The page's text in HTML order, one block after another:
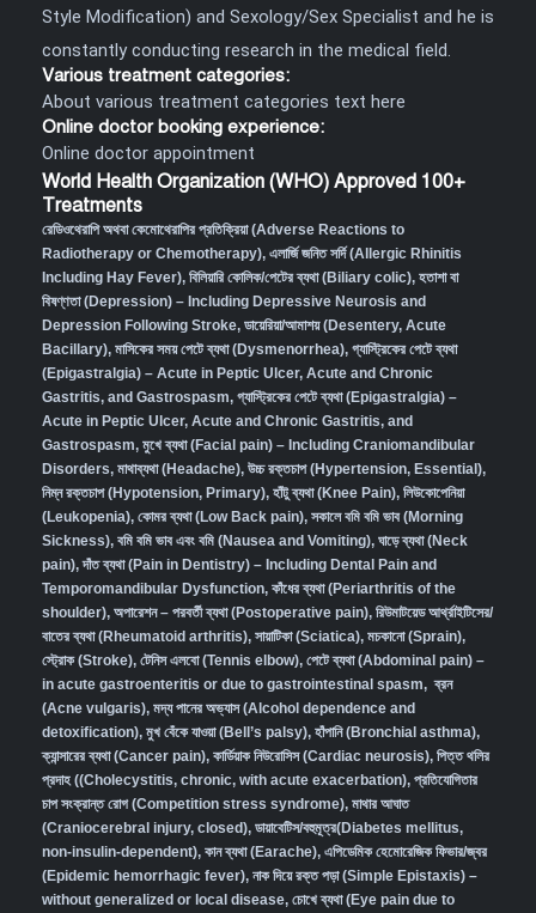
Style Modification) and Sexology/Sex Specialist and he is
constantly conducting research in the medical field.
Various treatment categories:
About various treatment categories text here
Online doctor booking experience:
Online doctor appointment
World Health Organization (WHO) Approved 100+
Treatments
রেডিওথেরাপি অথবা কেমোথেরাপির প্রতিক্রিয়া (Adverse Reactions to
Radiotherapy or Chemotherapy), এলার্জি জনিত সর্দি (Allergic Rhinitis
Including Hay Fever), বিলিয়ারি কোলিক/পেটের ব্যথা (Biliary colic), হতাশা বা
বিষণ্ণতা (Depression) – Including Depressive Neurosis and
Depression Following Stroke, ডায়েরিয়া/আমাশয় (Desentery, Acute
Bacillary), মাসিকের সময় পেটে ব্যথা (Dysmenorrhea), গ্যাস্ট্রিকের পেটে ব্যথা
(Epigastralgia) – Acute in Peptic Ulcer, Acute and Chronic
Gastritis, and Gastrospasm, গ্যাস্ট্রিকের পেটে ব্যথা (Epigastralgia) –
Acute in Peptic Ulcer, Acute and Chronic Gastritis, and
Gastrospasm, মুখে ব্যথা (Facial pain) – Including Craniomandibular
Disorders, মাথাব্যথা (Headache), উচ্চ রক্তচাপ (Hypertension, Essential),
নিম্ন রক্তচাপ (Hypotension, Primary), হাঁটু ব্যথা (Knee Pain), লিউকোপেনিয়া
(Leukopenia), কোমর ব্যথা (Low Back pain), সকালে বমি বমি ভাব (Morning
Sickness), বমি বমি ভাব এবং বমি (Nausea and Vomiting), ঘাড়ে ব্যথা (Neck
pain),দাঁত ব্যথা (Pain in Dentistry) – Including Dental Pain and
Temporomandibular Dysfunction, কাঁধের ব্যথা (Periarthritis of the
shoulder), অপারেশন – পরবর্তী ব্যথা (Postoperative pain), রিউমাটয়েড আর্থ্রাইটিসের/
বাতের ব্যথা (Rheumatoid arthritis), সায়াটিকা (Sciatica), মচকানো (Sprain),
স্ট্রোক (Stroke), টেনিস এলবো (Tennis elbow), পেটে ব্যথা (Abdominal pain) –
in acute gastroenteritis or due to gastrointestinal spasm, ব্রন
(Acne vulgaris), মদ্য পানের অভ্যাস (Alcohol dependence and
detoxification), মুখ বেঁকে যাওয়া (Bell’s palsy), হাঁপানি (Bronchial asthma),
ক্যান্সারের ব্যথা (Cancer pain), কার্ডিয়াক নিউরোসিস (Cardiac neurosis), পিত্ত থলির
প্রদাহ ((Cholecystitis, chronic, with acute exacerbation), প্রতিযোগিতার
চাপ সংক্রান্ত রোগ (Competition stress syndrome), মাথার আঘাত
(Craniocerebral injury, closed), ডায়াবেটিস/বহুমূত্র(Diabetes mellitus,
non-insulin-dependent), কান ব্যথা (Earache), এপিডেমিক হেমোরেজিক ফিভার/জ্বর
(Epidemic hemorrhagic fever), নাক দিয়ে রক্ত পড়া (Simple Epistaxis) –
without generalized or local disease, চোখে ব্যথা (Eye pain due to